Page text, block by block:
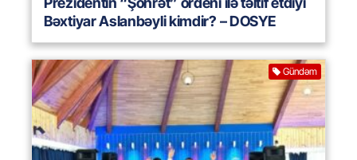
Bəxtiyar Aslanbəyli kimdir? – DOSYE
Gündəm